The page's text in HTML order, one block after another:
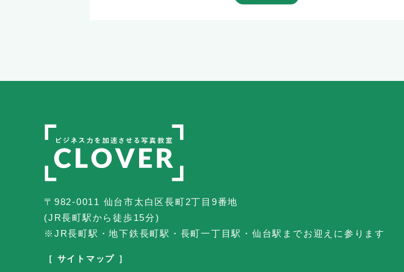
〒982-0011 仙台市太白区長町2丁目9番地
(JR長町駅から徒歩15分)
※JR長町駅・地下鉄長町駅・長町一丁目駅・仙台駅までお迎えに参ります
［ サイトマップ ］